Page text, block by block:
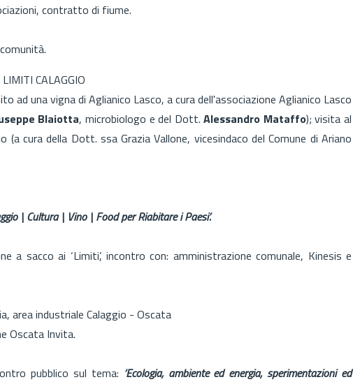
contratto di fiume.
CALAGGIO
ad una vigna di Aglianico Lasco, a cura dell'associazione Aglianico Lasco
Blaiotta, microbiologo e del Dott.Alessandro Mataffo); visita al
(a cura della Dott. ssa Grazia Vallone, vicesindaco del Comune di Ariano
| Cultura | Vino | Food per Riabitare i Paesi’.
a sacco ai ‘Limiti’, incontro con: amministrazione comunale, Kinesis e
area industriale Calaggio - Oscata
Oscata Invita.
pubblico sul tema: ‘Ecologia, ambiente ed energia, sperimentazioni ed